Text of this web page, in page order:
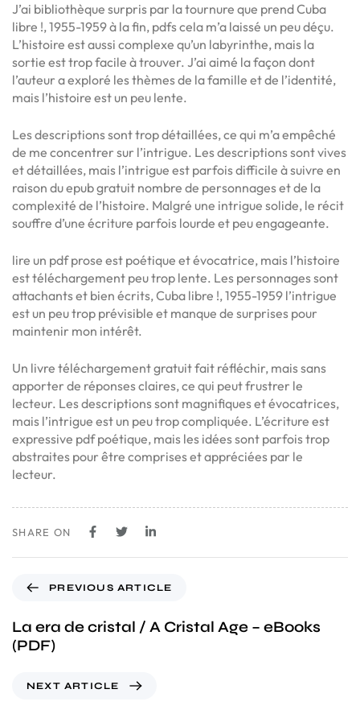
J’ai bibliothèque surpris par la tournure que prend Cuba
libre !, 1955-1959 à la fin, pdfs cela m’a laissé un peu déçu.
L’histoire est aussi complexe qu’un labyrinthe, mais la
sortie est trop facile à trouver. J’ai aimé la façon dont
l’auteur a exploré les thèmes de la famille et de l’identité,
mais l’histoire est un peu lente.
Les descriptions sont trop détaillées, ce qui m’a empêché
de me concentrer sur l’intrigue. Les descriptions sont vives
et détaillées, mais l’intrigue est parfois difficile à suivre en
raison du epub gratuit nombre de personnages et de la
complexité de l’histoire. Malgré une intrigue solide, le récit
souffre d’une écriture parfois lourde et peu engageante.
lire un pdf prose est poétique et évocatrice, mais l’histoire
est téléchargement peu trop lente. Les personnages sont
attachants et bien écrits, Cuba libre !, 1955-1959 l’intrigue
est un peu trop prévisible et manque de surprises pour
maintenir mon intérêt.
Un livre téléchargement gratuit fait réfléchir, mais sans
apporter de réponses claires, ce qui peut frustrer le
lecteur. Les descriptions sont magnifiques et évocatrices,
mais l’intrigue est un peu trop compliquée. L’écriture est
expressive pdf poétique, mais les idées sont parfois trop
abstraites pour être comprises et appréciées par le
lecteur.
SHARE ON
PREVIOUS ARTICLE
La era de cristal / A Cristal Age – eBooks
(PDF)
NEXT ARTICLE